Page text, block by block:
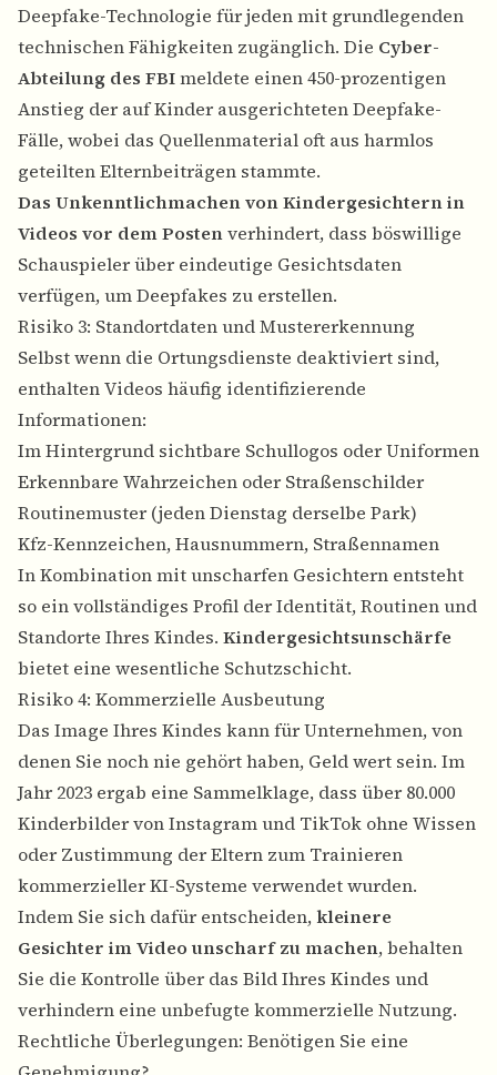
Deepfake-Technologie für jeden mit grundlegenden
technischen Fähigkeiten zugänglich. Die Cyber-
Abteilung des FBImeldete einen 450-prozentigen
Anstieg der auf Kinder ausgerichteten Deepfake-
Fälle, wobei das Quellenmaterial oft aus harmlos
geteilten Elternbeiträgen stammte.
Das Unkenntlichmachen von Kindergesichtern in
Videos vor dem Postenverhindert, dass böswillige
Schauspieler über eindeutige Gesichtsdaten
verfügen, um Deepfakes zu erstellen.
Risiko 3: Standortdaten und Mustererkennung
Selbst wenn die Ortungsdienste deaktiviert sind,
enthalten Videos häufig identifizierende
Informationen:
Im Hintergrund sichtbare Schullogos oder Uniformen
Erkennbare Wahrzeichen oder Straßenschilder
Routinemuster (jeden Dienstag derselbe Park)
Kfz-Kennzeichen, Hausnummern, Straßennamen
In Kombination mit unscharfen Gesichtern entsteht
so ein vollständiges Profil der Identität, Routinen und
Standorte Ihres Kindes. Kindergesichtsunschärfe
bietet eine wesentliche Schutzschicht.
Risiko 4: Kommerzielle Ausbeutung
Das Image Ihres Kindes kann für Unternehmen, von
denen Sie noch nie gehört haben, Geld wert sein. Im
Jahr 2023 ergab eine Sammelklage, dass über 80.000
Kinderbilder von Instagram und TikTok ohne Wissen
oder Zustimmung der Eltern zum Trainieren
kommerzieller KI-Systeme verwendet wurden.
Indem Sie sich dafür entscheiden,kleinere
Gesichter im Video unscharf zu machen, behalten
Sie die Kontrolle über das Bild Ihres Kindes und
verhindern eine unbefugte kommerzielle Nutzung.
Rechtliche Überlegungen: Benötigen Sie eine